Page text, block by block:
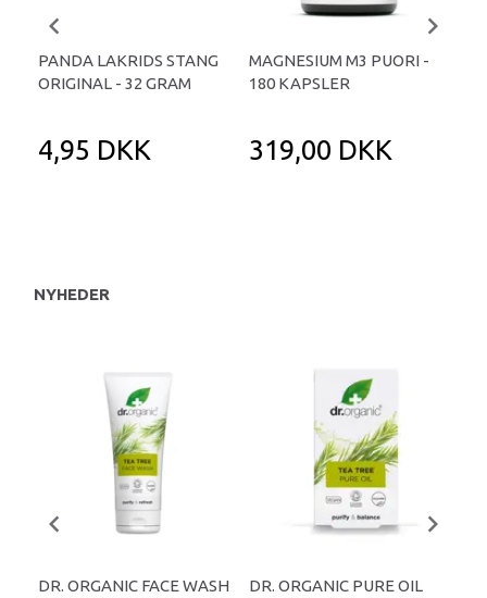
PANDA LAKRIDS STANG
ORIGINAL - 32 GRAM
4,95 DKK
MAGNESIUM M3 PUORI -
180 KAPSLER
319,00 DKK
NYHEDER
DR. ORGANIC FACE WASH
DR. ORGANIC PURE OIL